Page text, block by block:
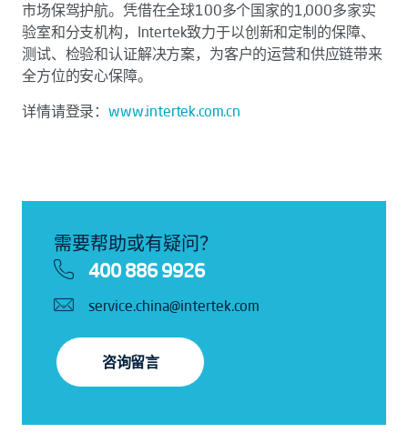
市场保驾护航。凭借在全球100多个国家的1,000多家实
验室和分支机构，Intertek致力于以创新和定制的保障、
测试、检验和认证解决方案，为客户的运营和供应链带来
全方位的安心保障。
详情请登录：www.intertek.com.cn
需要帮助或有疑问？
400 886 9926
service.china@intertek.com
咨询留言